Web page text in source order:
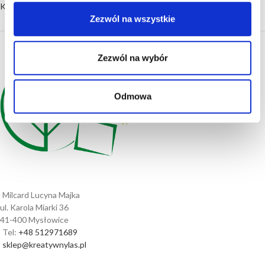
Zezwól na wszystkie
Zezwól na wybór
Odmowa
Księga gości
Milcard Lucyna Majka
ul. Karola Miarki 36
41-400 Mysłowice
Tel: +48 512971689
sklep@kreatywnylas.pl